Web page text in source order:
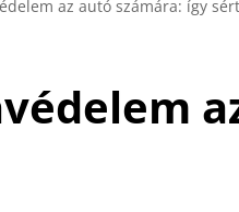
az autó számára: így